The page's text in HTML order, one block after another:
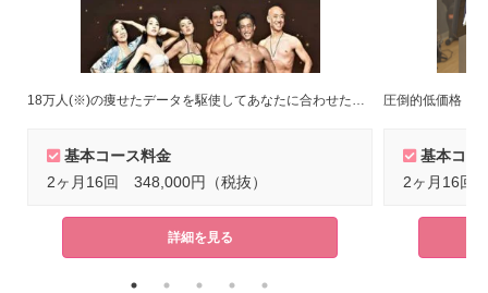
基本コース料金
2ヶ月16回 348,000円（税抜）
詳細を見る
圧倒的低価格！
基本コー
2ヶ月16回